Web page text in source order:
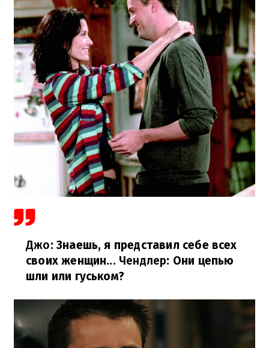
Джо: Знаешь, я представил себе всех
своих женщин... Чендлер: Они цепью
шли или гуськом?